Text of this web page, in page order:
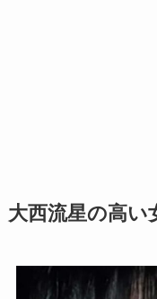
大西流星の高